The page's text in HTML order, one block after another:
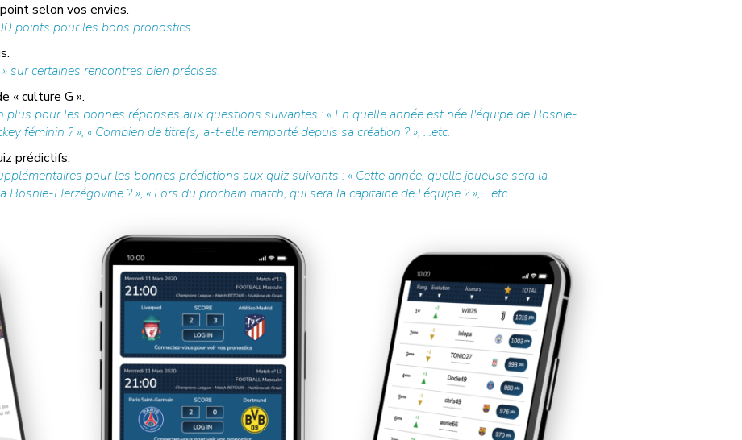
selon vos envies.
points pour les bons pronostics.
sur certaines rencontres bien précises.
« culture G ».
pour les bonnes réponses aux questions suivantes : « En quelle année est née l'équipe de Bosnie-
féminin ? », « Combien de titre(s) a-t-elle remporté depuis sa création ? », …etc.
prédictifs.
pour les bonnes prédictions aux quiz suivants : « Cette année, quelle joueuse sera la
Bosnie-Herzégovine ? », « Lors du prochain match, qui sera la capitaine de l'équipe ? », …etc.